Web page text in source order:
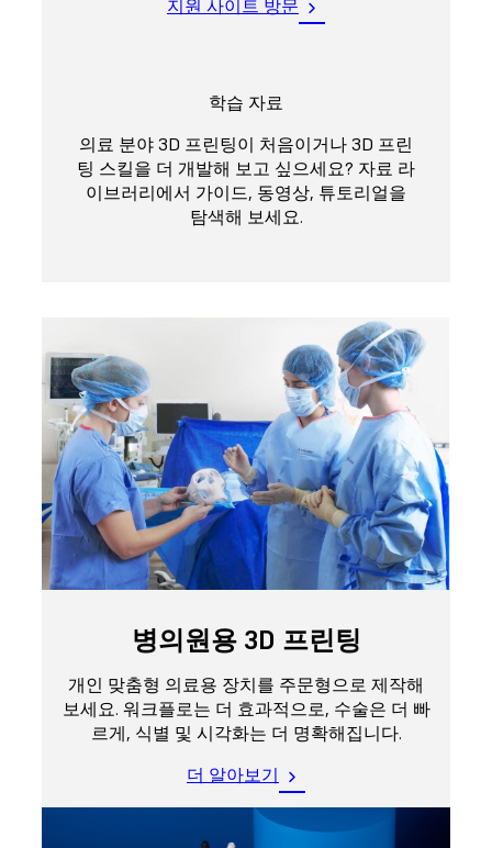
지원 사이트 방문
학습 자료
의료 분야 3D 프린팅이 처음이거나 3D 프린
팅 스킬을 더 개발해 보고 싶으세요? 자료 라
이브러리에서 가이드, 동영상, 튜토리얼을
탐색해 보세요.
병의원용 3D 프린팅
개인 맞춤형 의료용 장치를 주문형으로 제작해
보세요. 워크플로는 더 효과적으로, 수술은 더 빠
르게, 식별 및 시각화는 더 명확해집니다.
더 알아보기